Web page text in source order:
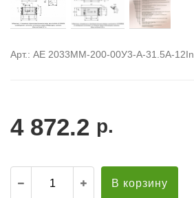
Арт.: АЕ 2033ММ-200-00У3-А-31.5А-12In
4 872.2 р.
В корзину